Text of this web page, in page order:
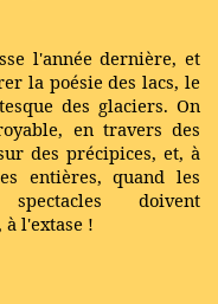
l'année dernière, et
la poésie des lacs, le
des glaciers. On
en travers des
des précipices, et, à
entières, quand les
doivent
l'extase !